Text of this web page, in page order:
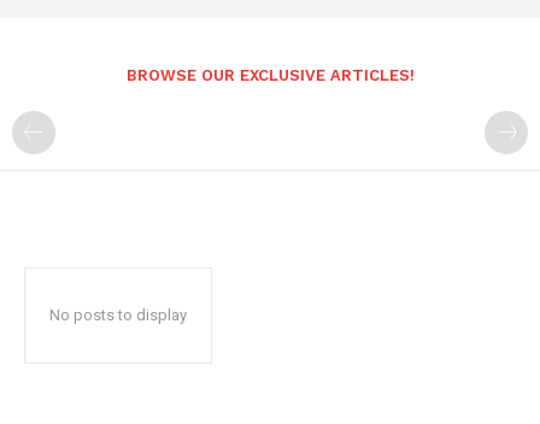
BROWSE OUR EXCLUSIVE ARTICLES!
No posts to display